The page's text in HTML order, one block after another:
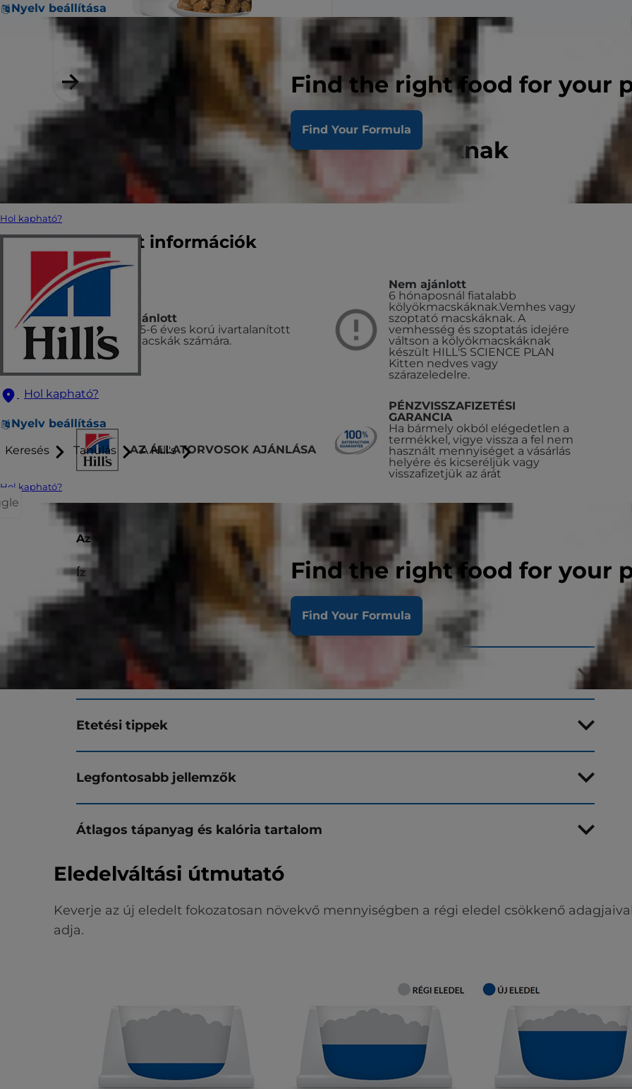
Nyelv beállítása
Find the right food for your
Find Your Formula
Hol kapható?
Hol kapható?
Nyelv beállítása
Keresés Tanulás A Hill's
Hol kapható?
Find the right food for your
Find Your Formula
Eledel sterilizált felnőtt macskáknak
Állatorvos/szaküzlet kereső
Kiemelt információk
Ajánlott
0,5-6 éves korú ivartalanított
macskák számára.
Nem ajánlott
6 hónaposnál fiatalabb
kölyökmacskáknak.Vemhes vagy
szoptató macskáknak. A
vemhesség és szoptatás idejére
váltson a kölyökmacskáknak
készült HILL'S SCIENCE PLAN
Kitten nedves vagy
szárazeledelre.
AZ ÁLLATORVOSOK AJÁNLÁSA
PÉNZVISSZAFIZETÉSI
GARANCIA
Ha bármely okból elégedetlen a
termékkel, vigye vissza a fel nem
használt mennyiséget a vásárlás
helyére és kicseréljük vagy
visszafizetjük az árát
Az eledel típusa Nedves eledel
Íz
85 g
Összetevők
Etetési tippek
Legfontosabb jellemzők
Átlagos tápanyag és kalória tartalom
Eledelváltási útmutató
Keverje az új eledelt fokozatosan növekvő mennyiségben a régi eledel csökkenő
adja.